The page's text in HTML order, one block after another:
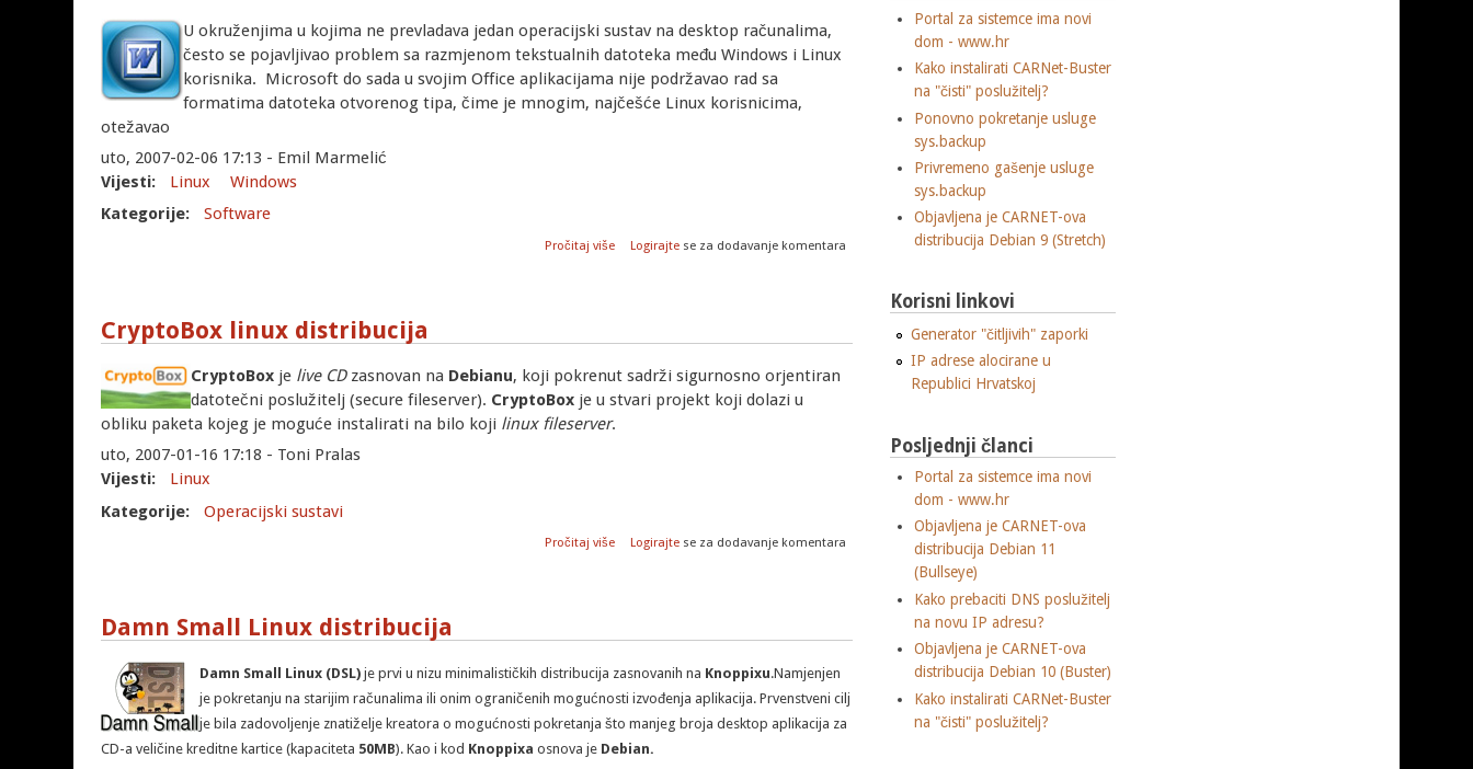
U okruženjima u kojima ne prevladava jedan operacijski sustav na desktop računalima,
često se pojavljivao problem sa razmjenom tekstualnih datoteka među Windows i Linux
korisnika. Microsoft do sada u svojim Office aplikacijama nije podržavao rad sa
formatima datoteka otvorenog tipa, čime je mnogim, najčešće Linux korisnicima,
otežavao
uto, 2007-02-06 17:13 - Emil Marmelić
Vijesti:
Linux
Windows
Kategorije:
Software
Pročitaj više o MS Word počeo podržavati rad sa Open Document datotekama (.odt)
Logirajte se za dodavanje komentara
CryptoBox linux distribucija
CryptoBox je live CDzasnovan na Debianu, koji pokrenut sadrži sigurnosno orjentiran
datotečni poslužitelj (secure fileserver). CryptoBox je u stvari projekt koji dolazi u
obliku paketa kojeg je moguće instalirati na bilo koji linux fileserver.
uto, 2007-01-16 17:18 - Toni Pralas
Vijesti:
Linux
Kategorije:
Operacijski sustavi
Pročitaj više o CryptoBox linux distribucija
Logirajte se za dodavanje komentara
Damn Small Linux distribucija
Damn Small Linux (DSL) je prvi u nizu minimalističkih distribucija zasnovanih na Knoppixu.Namjenjen
je pokretanju na starijim računalima ili onim ograničenih mogućnosti izvođenja aplikacija. Prvenstveni cilj
je bila zadovoljenje znatiželje kreatora o mogućnosti pokretanja što manjeg broja desktop aplikacija za
CD-a veličine kreditne kartice (kapaciteta 50MB). Kao i kod Knoppixa osnova je Debian.
Portal za sistemce ima novi
dom - www.hr
Kako instalirati CARNet-Buster
na "čisti" poslužitelj?
Ponovno pokretanje usluge
sys.backup
Privremeno gašenje usluge
sys.backup
Objavljena je CARNET-ova
distribucija Debian 9 (Stretch)
Korisni linkovi
Generator "čitljivih" zaporki
IP adrese alocirane u
Republici Hrvatskoj
Posljednji članci
Portal za sistemce ima novi
dom - www.hr
Objavljena je CARNET-ova
distribucija Debian 11
(Bullseye)
Kako prebaciti DNS poslužitelj
na novu IP adresu?
Objavljena je CARNET-ova
distribucija Debian 10 (Buster)
Kako instalirati CARNet-Buster
na "čisti" poslužitelj?